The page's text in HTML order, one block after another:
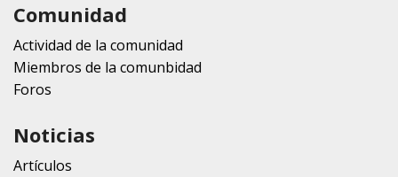
Comunidad
Actividad de la comunidad
Miembros de la comunbidad
Foros
Noticias
Artículos